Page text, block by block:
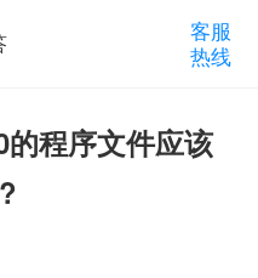
客服
热线
程序文件应该